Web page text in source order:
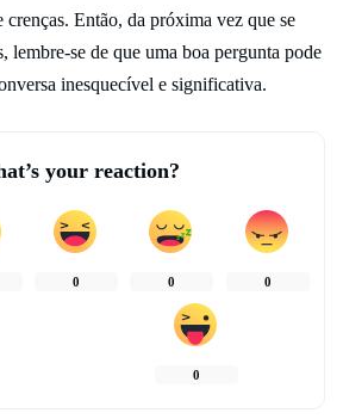
crenças. Então, da próxima vez que se
lembre-se de que uma boa pergunta pode
inesquecível e significativa.
your reaction?
0 0 0
0